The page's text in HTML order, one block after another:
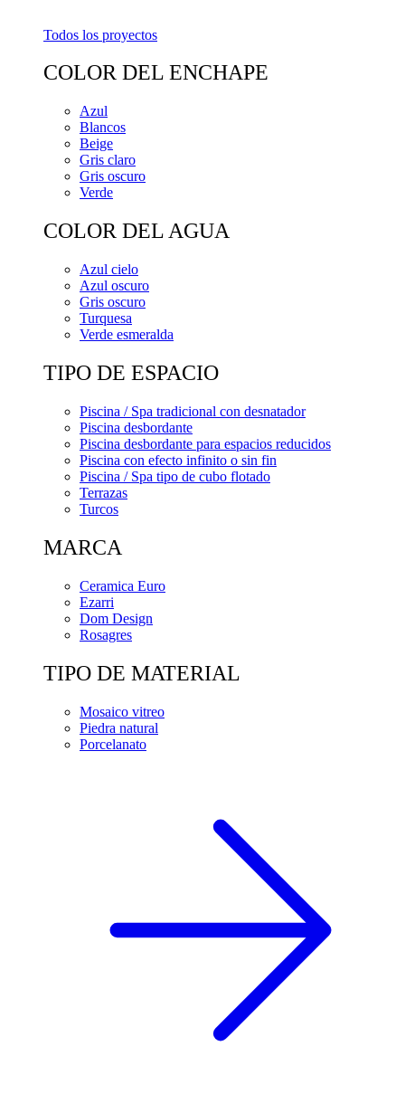
Todos los proyectos
COLOR DEL ENCHAPE
Azul
Blancos
Beige
Gris claro
Gris oscuro
Verde
COLOR DEL AGUA
Azul cielo
Azul oscuro
Gris oscuro
Turquesa
Verde esmeralda
TIPO DE ESPACIO
Piscina / Spa tradicional con desnatador
Piscina desbordante
Piscina desbordante para espacios reducidos
Piscina con efecto infinito o sin fin
Piscina / Spa tipo de cubo flotado
Terrazas
Turcos
MARCA
Ceramica Euro
Ezarri
Dom Design
Rosagres
TIPO DE MATERIAL
Mosaico vitreo
Piedra natural
Porcelanato